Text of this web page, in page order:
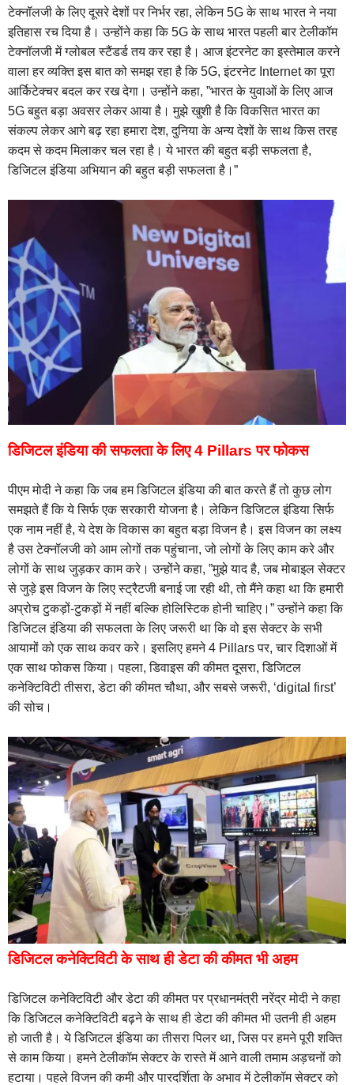
टेक्नॉलजी के लिए दूसरे देशों पर निर्भर रहा, लेकिन 5G के साथ भारत ने नया
इतिहास रच दिया है। उन्होंने कहा कि 5G के साथ भारत पहली बार टेलीकॉम
टेक्नॉलजी में ग्लोबल स्टैंडर्ड तय कर रहा है। आज इंटरनेट का इस्तेमाल करने
वाला हर व्यक्ति इस बात को समझ रहा है कि 5G, इंटरनेट Internet का पूरा
आर्किटेक्चर बदल कर रख देगा। उन्होंने कहा, ”भारत के युवाओं के लिए आज
5G बहुत बड़ा अवसर लेकर आया है। मुझे खुशी है कि विकसित भारत का
संकल्प लेकर आगे बढ़ रहा हमारा देश, दुनिया के अन्य देशों के साथ किस तरह
कदम से कदम मिलाकर चल रहा है। ये भारत की बहुत बड़ी सफलता है,
डिजिटल इंडिया अभियान की बहुत बड़ी सफलता है।”
डिजिटल इंडिया की सफलता के लिए 4 Pillars पर फोकस
पीएम मोदी ने कहा कि जब हम डिजिटल इंडिया की बात करते हैं तो कुछ लोग
समझते हैं कि ये सिर्फ एक सरकारी योजना है। लेकिन डिजिटल इंडिया सिर्फ
एक नाम नहीं है, ये देश के विकास का बहुत बड़ा विजन है। इस विजन का लक्ष्य
है उस टेक्नॉलजी को आम लोगों तक पहुंचाना, जो लोगों के लिए काम करे और
लोगों के साथ जुड़कर काम करे। उन्होंने कहा, ”मुझे याद है, जब मोबाइल सेक्टर
से जुड़े इस विजन के लिए स्ट्रैटजी बनाई जा रही थी, तो मैंने कहा था कि हमारी
अप्रोच टुकड़ों-टुकड़ों में नहीं बल्कि होलिस्टिक होनी चाहिए।” उन्होंने कहा कि
डिजिटल इंडिया की सफलता के लिए जरूरी था कि वो इस सेक्टर के सभी
आयामों को एक साथ कवर करे। इसलिए हमने 4 Pillars पर, चार दिशाओं में
एक साथ फोकस किया। पहला, डिवाइस की कीमत दूसरा, डिजिटल
कनेक्टिविटी तीसरा, डेटा की कीमत चौथा, और सबसे जरूरी, ‘digital first’
की सोच।
डिजिटल कनेक्टिविटी के साथ ही डेटा की कीमत भी अहम
डिजिटल कनेक्टिविटी और डेटा की कीमत पर प्रधानमंत्री नरेंद्र मोदी ने कहा
कि डिजिटल कनेक्टिविटी बढ़ने के साथ ही डेटा की कीमत भी उतनी ही अहम
हो जाती है। ये डिजिटल इंडिया का तीसरा पिलर था, जिस पर हमने पूरी शक्ति
से काम किया। हमने टेलीकॉम सेक्टर के रास्ते में आने वाली तमाम अड़चनों को
हटाया। पहले विजन की कमी और पारदर्शिता के अभाव में टेलीकॉम सेक्टर को